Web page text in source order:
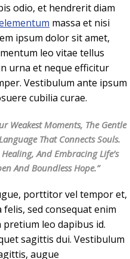
odio, et hendrerit diam
massa et nisi
ipsum dolor sit amet,
leo vitae tellus
urna et neque efficitur
Vestibulum ante ipsum
cubilia curae.
Weakest Moments, The Gentle
That Connects Souls.
And Embracing Life’s
And Boundless Hope.”
porttitor vel tempor et,
sed consequat enim
leo dapibus id.
sagittis dui. Vestibulum
augue